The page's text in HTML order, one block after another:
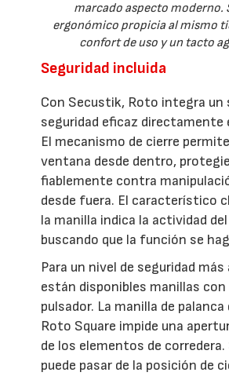
marcado aspecto moderno.
ergonómico propicia al mismo
confort de uso y un tacto
Seguridad incluida
Con Secustik, Roto integra un
seguridad eficaz directamente
El mecanismo de cierre
ventana desde dentro,
fiablemente contra
desde fuera. El característico
la manilla indica la actividad
buscando que la función se
Para un nivel de seguridad
están disponibles manillas con
pulsador. La manilla de palanca
Roto Square impide una
de los elementos de
puede pasar de la posición de